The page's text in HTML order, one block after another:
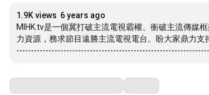
1.9K views 6 years ago
MIHK.tv是一個冀打破主流電視霸權、衝破主流傳媒
力資源，務求節目遠勝主流電視電台。盼大家鼎力支